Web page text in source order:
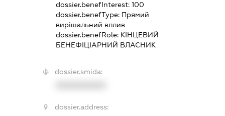
dossier.benefInterest:100
dossier.benefType: Прямий
вирішальний вплив
dossier.benefRole: КІНЦЕВИЙ
БЕНЕФІЦІАРНИЙ ВЛАСНИК
dossier.smida:
dossier.address: